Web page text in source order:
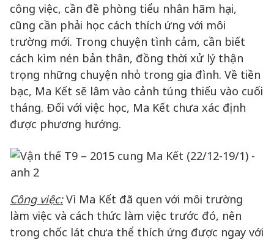
công việc, cần đề phòng tiểu nhân hãm hại,
cũng cần phải học cách thích ứng với môi
trường mới. Trong chuyện tình cảm, cần biết
cách kìm nén bản thân, đồng thời xử lý thận
trọng những chuyện nhỏ trong gia đình. Về tiền
bạc, Ma Kết sẽ lâm vào cảnh túng thiếu vào cuối
tháng. Đối với việc học, Ma Kết chưa xác định
được phương hướng.
Công việc:Vì Ma Kết đã quen với môi trường
làm việc và cách thức làm việc trước đó, nên
trong chốc lát chưa thể thích ứng được ngay với